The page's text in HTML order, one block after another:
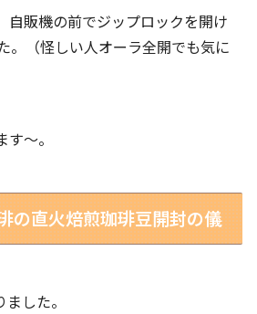
自販機の前でジップロックを開け
。（怪しい人オーラ全開でも気に
～。
の直火焙煎珈琲豆開封の儀
した。